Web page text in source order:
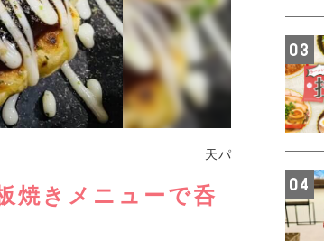
天パ
焼きメニューで呑